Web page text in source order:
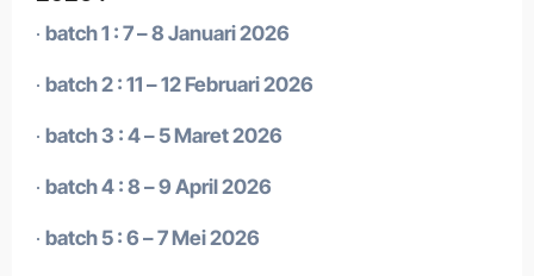
· batch 1 : 7 – 8 Januari 2026
· batch 2 : 11 – 12 Februari 2026
· batch 3 : 4 – 5 Maret 2026
· batch 4 : 8 – 9 April 2026
· batch 5 : 6 – 7 Mei 2026